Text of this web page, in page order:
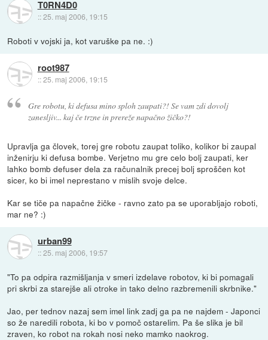
T0RN4D0
::25. maj 2006, 19:15
Roboti v vojski ja, kot varuške pa ne. :)
root987
::25. maj 2006, 19:15
Gre robotu, ki defusa mino sploh zaupati?! Se vam zdi dovolj
zanesljiv... kaj če trzne in prereže napačno žičko?!
Upravlja ga človek, torej gre robotu zaupat toliko, kolikor bi zaupal
inženirju ki defusa bombe. Verjetno mu gre celo bolj zaupati, ker
lahko bomb defuser dela za računalnik precej bolj sproščen kot
sicer, ko bi imel neprestano v mislih svoje delce.
Kar se tiče pa napačne žičke - ravno zato pa se uporabljajo roboti,
mar ne? :)
urban99
::25. maj 2006, 19:57
"To pa odpira razmišljanja v smeri izdelave robotov, ki bi pomagali
pri skrbi za starejše ali otroke in tako delno razbremenili skrbnike."
Jao, per tednov nazaj sem imel link zadj ga pa ne najdem - Japonci
so že naredili robota, ki bo v pomoč ostarelim. Pa še slika je bil
zraven, ko robot na rokah nosi neko mamko naokrog.